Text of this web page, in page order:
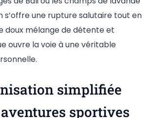
s’offre une rupture salutaire tout en
doux mélange de détente et
ouvre la voie à une véritable
simplifiée
sportives